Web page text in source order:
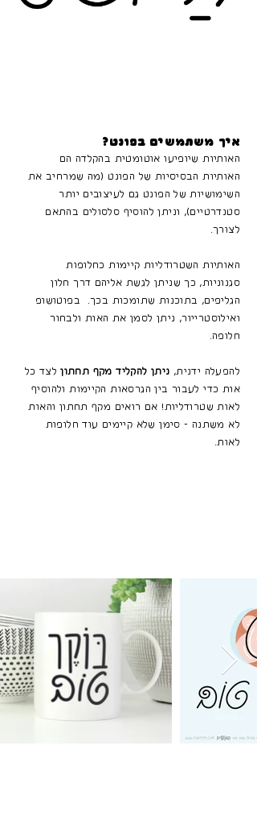
איך משתמשים בפונט?
האותיות שיופיעו אוטומטית בהקלדה הם
האותיות הבסיסיות של הפונט (מה שמרחיב את
השימושיות של הפונט גם לעיצובים יותר
סטנדרטיים), וניתן להוסיף סלסולים בהתאם
לצורך.
האותיות השטרודליות קיימות כחלופות
סגנוניות, כך שניתן לגשת אליהם דרך חלון
הגליפים, בתוכנות שתומכות בכך. בפוטושופ
ואילוסטרייור, ניתן לסמן את האות ולבחור
חלופה.
להפעלה ידנית, ניתן להקליד מקף תחתוןלצד כל
אות כדי לעבור בין הגרסאות הקיימות ולהוסיף
לאות שטרודליות! אם רואים מקף תחתון והאות
לא משתנה - סימן שלא קיימים עוד חלופות
לאות.